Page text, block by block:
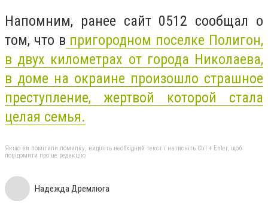
Напомним, ранее сайт 0512 сообщал о
том, что в пригородном поселке Полигон,
в двух километрах от города Николаева,
в доме на окраине произошло страшное
преступление, жертвой которой стала
целая семья.
Якщо ви помітили помилку, виділіть необхідний текст і натисніть Ctrl + Enter, щоб
повідомити про це редакцію
Надежда Дремлюга